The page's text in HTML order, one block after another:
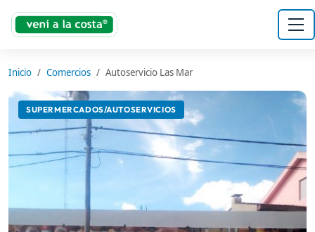
Inicio Comercios Autoservicio Las Mar
SUPERMERCADOS/AUTOSERVICIOS